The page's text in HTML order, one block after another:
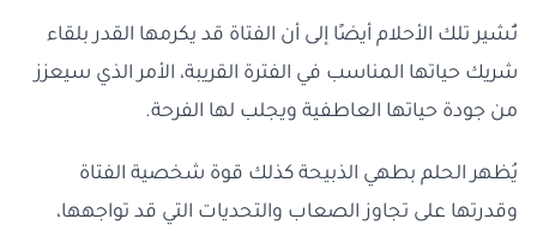
تُشير تلك الأحلام أيضًا إلى أن الفتاة قد يكرمها القدر بلقاء
شريك حياتها المناسب في الفترة القريبة، الأمر الذي سيعزز
من جودة حياتها العاطفية ويجلب لها الفرحة.
يُظهر الحلم بطهي الذبيحة كذلك قوة شخصية الفتاة
وقدرتها على تجاوز الصعاب والتحديات التي قد تواجهها،